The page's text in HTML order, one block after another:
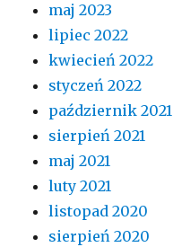
maj 2023
lipiec 2022
kwiecień 2022
styczeń 2022
październik 2021
sierpień 2021
maj 2021
luty 2021
listopad 2020
sierpień 2020